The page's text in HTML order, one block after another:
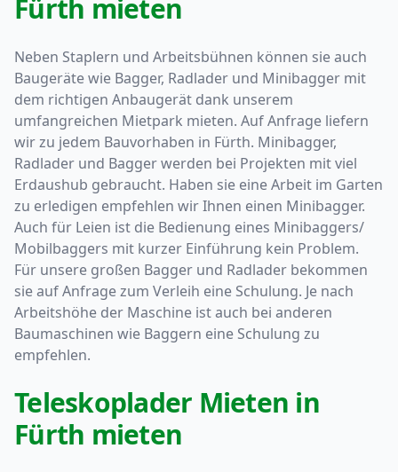
Fürth mieten
Neben Staplern und Arbeitsbühnen können sie auch
Baugeräte wie Bagger, Radlader und Minibagger mit
dem richtigen Anbaugerät dank unserem
umfangreichen Mietpark mieten. Auf Anfrage liefern
wir zu jedem Bauvorhaben in Fürth. Minibagger,
Radlader und Bagger werden bei Projekten mit viel
Erdaushub gebraucht. Haben sie eine Arbeit im Garten
zu erledigen empfehlen wir Ihnen einen Minibagger.
Auch für Leien ist die Bedienung eines Minibaggers/
Mobilbaggers mit kurzer Einführung kein Problem.
Für unsere großen Bagger und Radlader bekommen
sie auf Anfrage zum Verleih eine Schulung. Je nach
Arbeitshöhe der Maschine ist auch bei anderen
Baumaschinen wie Baggern eine Schulung zu
empfehlen.
Teleskoplader Mieten in
Fürth mieten